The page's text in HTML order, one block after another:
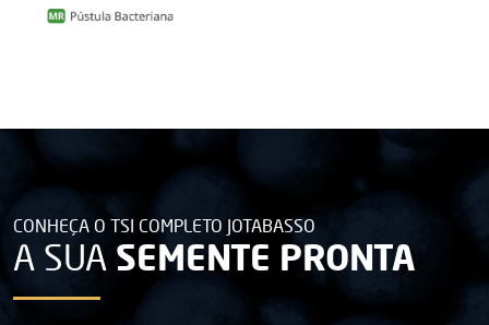
CONHEÇA O TSI COMPLETO JOTABASSO
A SUA SEMENTE PRONTA